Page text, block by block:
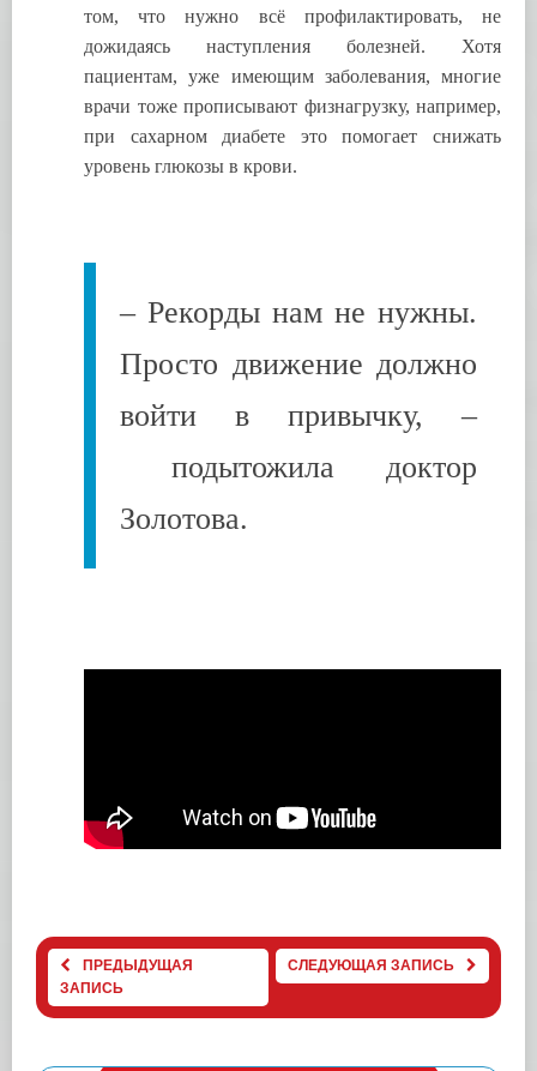
том, что нужно всё профилактировать, не
дожидаясь наступления болезней. Хотя
пациентам, уже имеющим заболевания, многие
врачи тоже прописывают физнагрузку, например,
при сахарном диабете это помогает снижать
уровень глюкозы в крови.
– Рекорды нам не нужны.
Просто движение должно
войти в привычку, –
подытожила доктор
Золотова.
ПРЕДЫДУЩАЯ
ЗАПИСЬ
СЛЕДУЮЩАЯ ЗАПИСЬ